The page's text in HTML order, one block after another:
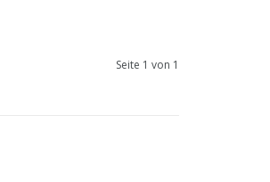
Seite 1 von 1